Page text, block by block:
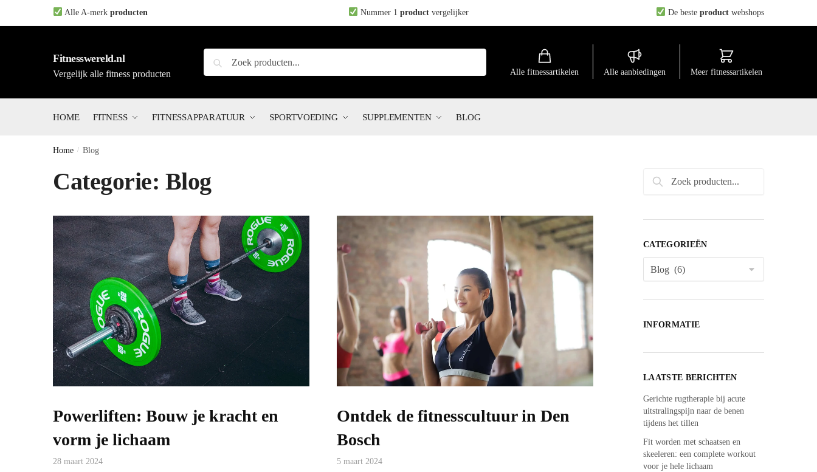
to
to
Alle A-merk producten Nummer 1 productvergelijker De beste product webshops
Fitnesswereld.nl
Vergelijk alle fitness producten
Zoeken
naar:
Zoeken
Alle fitnessartikelen Alle aanbiedingen Meer fitnessartikelen
HOME FITNESS FITNESSAPPARATUUR SPORTVOEDING SUPPLEMENTEN BLOG
Home / Blog
Categorie: Blog
Powerliften: Bouw je kracht en
vorm je lichaam
28 maart 2024
Ontdek de fitnesscultuur in Den
Bosch
5 maart 2024
Zoeken
CATEGORIEËN
Categorieën
INFORMATIE
LAATSTE BERICHTEN
Gerichte rugtherapie bij acute
uitstralingspijn naar de benen
tijdens het tillen
Fit worden met schaatsen en
skeeleren: een complete workout
voor je hele lichaam